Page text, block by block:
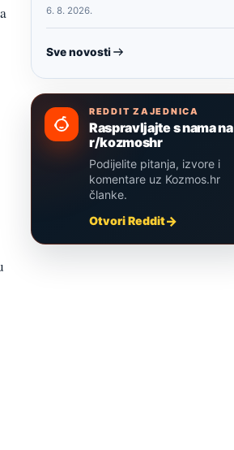
6. 8. 2026.
Sve novosti
REDDIT ZAJEDNICA
Raspravljajte s nama na
r/kozmoshr
Podijelite pitanja, izvore i
komentare uz Kozmos.hr
članke.
Otvori Reddit